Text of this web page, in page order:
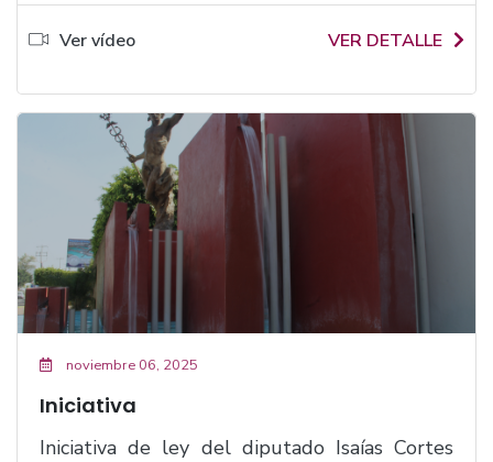
Ver vídeo VER DETALLE
noviembre 06, 2025
Iniciativa
Iniciativa de ley del diputado Isaías Cortes